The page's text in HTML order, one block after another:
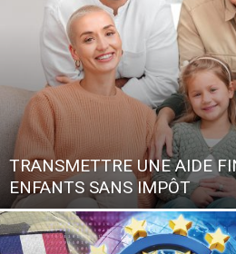
TRANSMETTRE UNE AIDE
ENFANTS SANS IMPÔT